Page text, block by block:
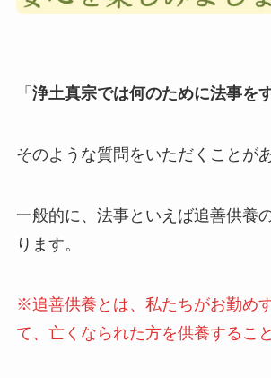
「 浄土真宗では何のために法事を
そのような質問をいただくことが
一般的に、法事といえば追善供養
ります。
※追善供養とは、私たちがお勤め
て、亡くなられた方を供養すること